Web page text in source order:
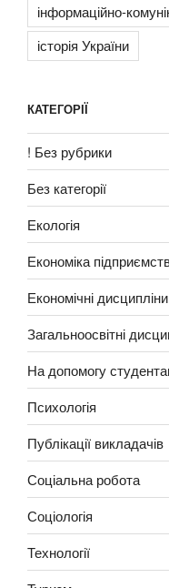
інформаційно-
історія України
КАТЕГОРІЇ
! Без рубрики
Без категорії
Екологія
Економіка
Економічні дисципліни
Загальноосвітні
На допомогу
Психологія
Публікації викладачів
Соціальна робота
Соціологія
Технології